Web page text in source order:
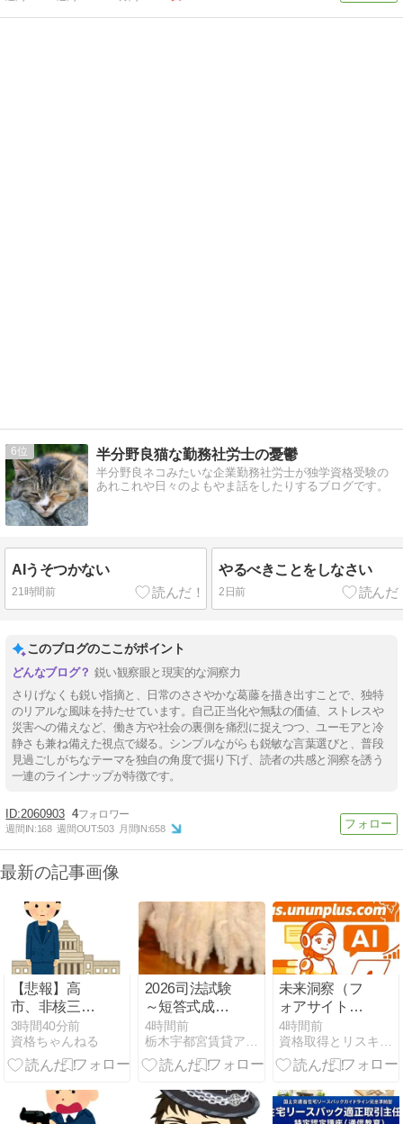
6 半分野良猫な勤務社労士の憂鬱
半分野良ネコみたいな企業勤務社労士が独学資格受験の
あれこれや日々のよもやま話をしたりするブログです。
AIうそつかない
21時間前
やるべきことをしなさい
2日前
このブログのここがポイント
鋭い観察眼と現実的な洞察力
さりげなくも鋭い指摘と、日常のささやかな葛藤を描き出すことで、独特
のリアルな風味を持たせています。自己正当化や無駄の価値、ストレスや
災害への備えなど、働き方や社会の裏側を痛烈に捉えつつ、ユーモアと冷
静さも兼ね備えた視点で綴る。シンプルながらも鋭敏な言葉選びと、普段
見過ごしがちなテーマを独自の角度で掘り下げ、読者の共感と洞察を誘う
一連のラインナップが特徴です。
2060903 4
週間IN:168 週間OUT:503 月間IN:658
最新の記事画像
【悲報】高
市、非核三原
則を今後も堅
持していくの
表現削除
3時間40分前
資格ちゃんねる
2026司法試験
～短答式成績
発表日：2026
年8月6日
（木）
4時間前
未来洞察（フ
ォアサイト）
のリスキリン
グ：不確実な
未来を予測
力
4時間前